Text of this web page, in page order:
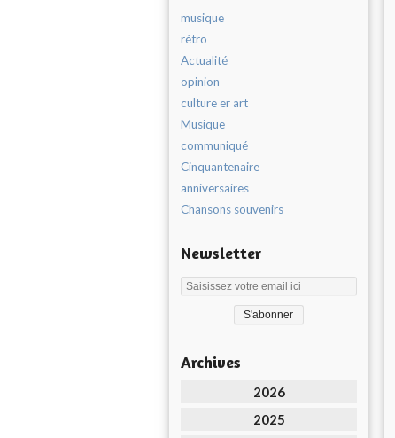
musique
rétro
Actualité
opinion
culture er art
Musique
communiqué
Cinquantenaire
anniversaires
Chansons souvenirs
Newsletter
Archives
2026
2025